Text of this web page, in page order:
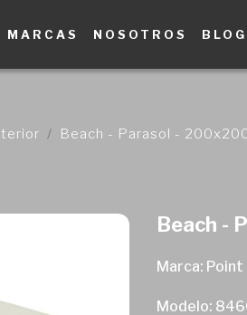
MARCAS NOSOTROS BLOG
Beach - Parasol -
Beach -
Marca: Point
Modelo: